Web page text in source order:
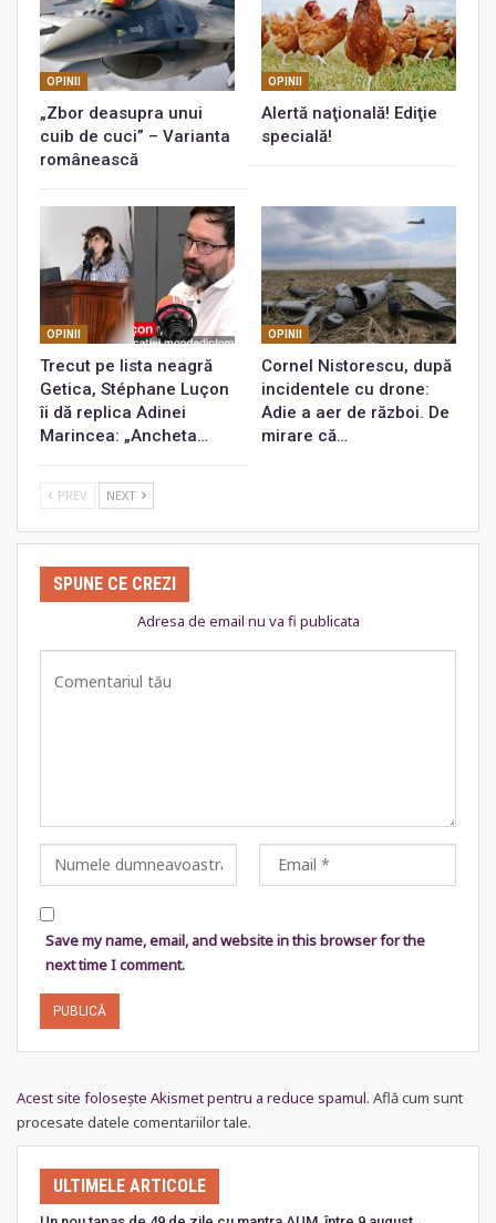
OPINII
„Zbor deasupra unui
cuib de cuci” – Varianta
românească
OPINII
Alertă naţională! Ediţie
specială!
OPINII
Trecut pe lista neagră
Getica, Stéphane Luçon
îi dă replica Adinei
Marincea: „Ancheta…
OPINII
Cornel Nistorescu, după
incidentele cu drone:
Adie a aer de război. De
mirare că…
PREV NEXT
SPUNE CE CREZI
Adresa de email nu va fi publicata
Save my name, email, and website in this browser for the
next time I comment.
Acest site folosește Akismet pentru a reduce spamul. Află cum sunt
procesate datele comentariilor tale.
ULTIMELE ARTICOLE